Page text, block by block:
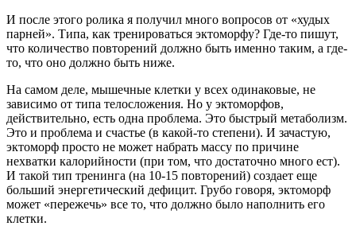
И после этого ролика я получил много вопросов от «худых
парней». Типа, как тренироваться эктоморфу? Где-то пишут,
что количество повторений должно быть именно таким, а где-
то, что оно должно быть ниже.
На самом деле, мышечные клетки у всех одинаковые, не
зависимо от типа телосложения. Но у эктоморфов,
действительно, есть одна проблема. Это быстрый метаболизм.
Это и проблема и счастье (в какой-то степени). И зачастую,
эктоморф просто не может набрать массу по причине
нехватки калорийности (при том, что достаточно много ест).
И такой тип тренинга (на 10-15 повторений) создает еще
больший энергетический дефицит. Грубо говоря, эктоморф
может «пережечь» все то, что должно было наполнить его
клетки.